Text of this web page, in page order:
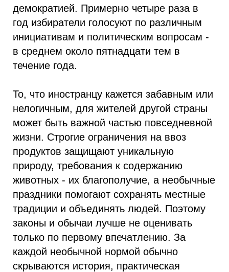
демократией. Примерно четыре раза в
год избиратели голосуют по различным
инициативам и политическим вопросам -
в среднем около пятнадцати тем в
течение года.
То, что иностранцу кажется забавным или
нелогичным, для жителей другой страны
может быть важной частью повседневной
жизни. Строгие ограничения на ввоз
продуктов защищают уникальную
природу, требования к содержанию
животных - их благополучие, а необычные
праздники помогают сохранять местные
традиции и объединять людей. Поэтому
законы и обычаи лучше не оценивать
только по первому впечатлению. За
каждой необычной нормой обычно
скрываются история, практическая